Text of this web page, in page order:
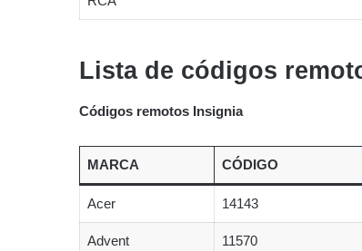
Lista de códigos
Códigos remotos Insignia
MARCA CÓDIGO
Acer 14143
Advent 11570